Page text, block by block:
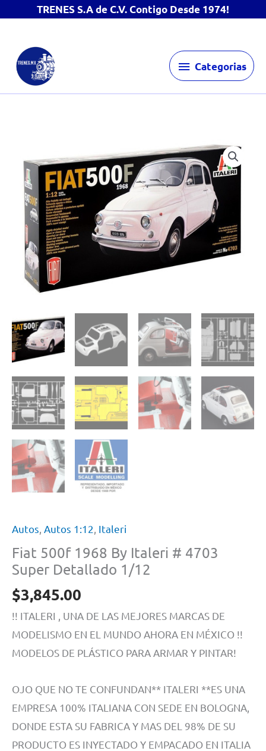
TRENES S.A de C.V. Contigo Desde 1974!
contenido
Categorias
Categorias
Autos, Autos 1:12, Italeri
Fiat 500f 1968 By Italeri # 4703
Super Detallado 1/12
$3,845.00
!! ITALERI , UNA DE LAS MEJORES MARCAS DE
MODELISMO EN EL MUNDO AHORA EN MÉXICO !!
MODELOS DE PLÁSTICO PARA ARMAR Y PINTAR!
OJO QUE NO TE CONFUNDAN** ITALERI **ES UNA
EMPRESA 100% ITALIANA CON SEDE EN BOLOGNA,
DONDE ESTA SU FABRICA Y MAS DEL 98% DE SU
PRODUCTO ES INYECTADO Y EMPACADO EN ITALIA